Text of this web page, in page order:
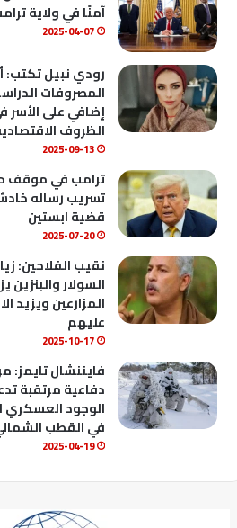
b
e
آمنًا في ولاية
2025-04-07
رودي نبيل تكتب:
المصروفات
إضافي على
الظروف
2025-09-13
ترامب في موقف
تسريب رساله
قضية ابستين
2025-07-20
نقيب الفلاحين:
السولار والبنزين
المزارعين ويزيد
عليهم
2025-10-17
فايننشال تايمز:
دفاعية مرتقبة
الوجود العسكري
في القطب
2025-04-19